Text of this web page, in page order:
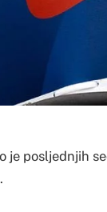
je posljednjih